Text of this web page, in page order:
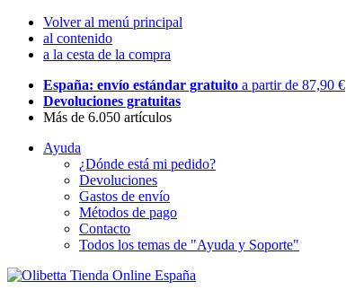
Volver al menú principal
al contenido
a la cesta de la compra
España: envío estándar gratuito a partir de 87,90 €
Devoluciones gratuitas
Más de 6.050 artículos
Ayuda
¿Dónde está mi pedido?
Devoluciones
Gastos de envío
Métodos de pago
Contacto
Todos los temas de "Ayuda y Soporte"